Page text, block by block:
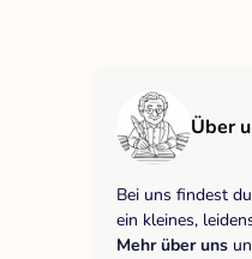
Über
Bei uns findest
ein kleines,
Mehr über uns